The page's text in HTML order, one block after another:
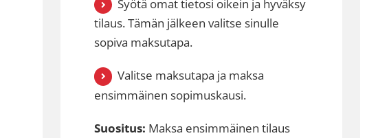
Syötä omat tietosi oikein ja hyväksy
tilaus. Tämän jälkeen valitse sinulle
sopiva maksutapa.
Valitse maksutapa ja maksa
ensimmäinen sopimuskausi.
Suositus: Maksa ensimmäinen tilaus